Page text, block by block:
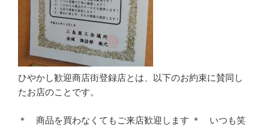
ひやかし歓迎商店街登録店とは、以下のお約束に賛同し
たお店のことです。
＊ 商品を買わなくてもご来店歓迎します ＊ いつも笑